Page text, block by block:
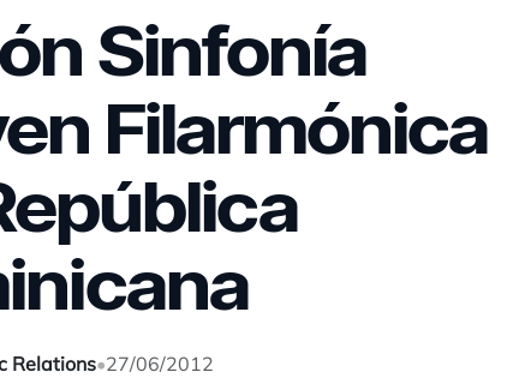
Sinfonía
Filarmónica
Relations•27/06/2012